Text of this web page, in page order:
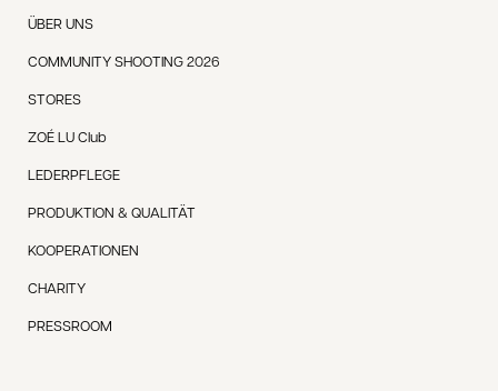
ÜBER UNS
COMMUNITY SHOOTING 2026
STORES
ZOÉ LU Club
LEDERPFLEGE
PRODUKTION & QUALITÄT
KOOPERATIONEN
CHARITY
PRESSROOM